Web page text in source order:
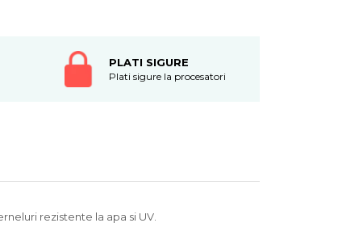
PLATI SIGURE
Plati sigure la procesatori
rezistente la apa si UV.